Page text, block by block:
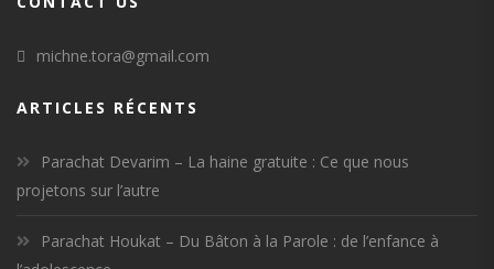
michne.tora@gmail.com
ARTICLES RÉCENTS
Parachat Devarim – La haine gratuite : Ce que nous
projetons sur l’autre
Parachat Houkat – Du Bâton à la Parole : de l’enfance à